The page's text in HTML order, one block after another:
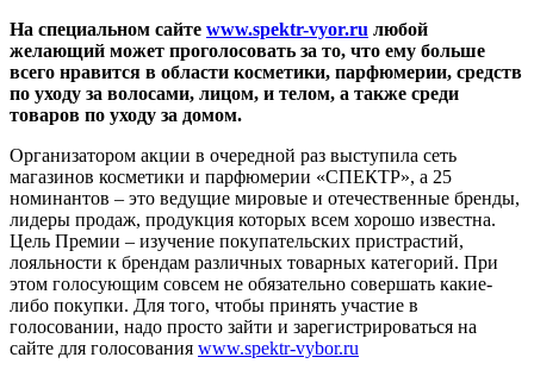
На специальном сайте www.spektr-vyor.ru любой
желающий может проголосовать за то, что ему больше
всего нравится в области косметики, парфюмерии, средств
по уходу за волосами, лицом, и телом, а также среди
товаров по уходу за домом.
Организатором акции в очередной раз выступила сеть
магазинов косметики и парфюмерии «СПЕКТР», а 25
номинантов – это ведущие мировые и отечественные бренды,
лидеры продаж, продукция которых всем хорошо известна.
Цель Премии – изучение покупательских пристрастий,
лояльности к брендам различных товарных категорий. При
этом голосующим совсем не обязательно совершать какие-
либо покупки. Для того, чтобы принять участие в
голосовании, надо просто зайти и зарегистрироваться на
сайте для голосования www.spektr-vybor.ru